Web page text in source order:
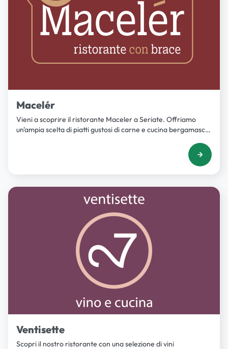
Macelér
Vieni a scoprire il ristorante Maceler a Seriate. Offriamo
un'ampia scelta di piatti gustosi di carne e cucina bergamasca
Ventisette
Scopri il nostro ristorante con una selezione di vini